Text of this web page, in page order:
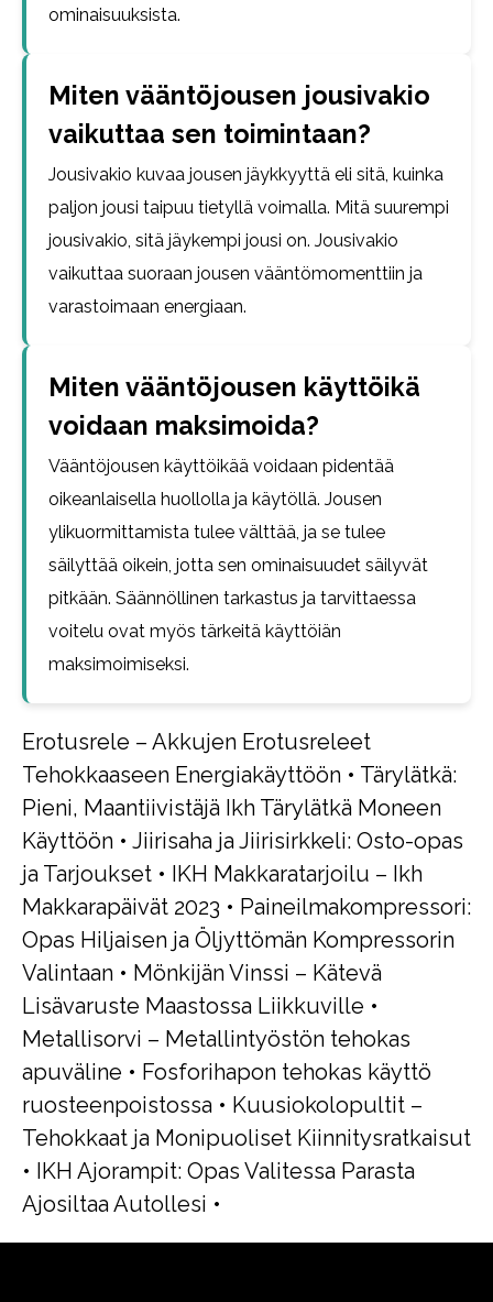
ominaisuuksista.
Miten vääntöjousen jousivakio
vaikuttaa sen toimintaan?
Jousivakio kuvaa jousen jäykkyyttä eli sitä, kuinka
paljon jousi taipuu tietyllä voimalla. Mitä suurempi
jousivakio, sitä jäykempi jousi on. Jousivakio
vaikuttaa suoraan jousen vääntömomenttiin ja
varastoimaan energiaan.
Miten vääntöjousen käyttöikä
voidaan maksimoida?
Vääntöjousen käyttöikää voidaan pidentää
oikeanlaisella huollolla ja käytöllä. Jousen
ylikuormittamista tulee välttää, ja se tulee
säilyttää oikein, jotta sen ominaisuudet säilyvät
pitkään. Säännöllinen tarkastus ja tarvittaessa
voitelu ovat myös tärkeitä käyttöiän
maksimoimiseksi.
Erotusrele – Akkujen Erotusreleet
Tehokkaaseen Energiakäyttöön • Tärylätkä:
Pieni, Maantiivistäjä Ikh Tärylätkä Moneen
Käyttöön • Jiirisaha ja Jiirisirkkeli: Osto-opas
ja Tarjoukset • IKH Makkaratarjoilu – Ikh
Makkarapäivät 2023 • Paineilmakompressori:
Opas Hiljaisen ja Öljyttömän Kompressorin
Valintaan • Mönkijän Vinssi – Kätevä
Lisävaruste Maastossa Liikkuville •
Metallisorvi – Metallintyöstön tehokas
apuväline • Fosforihapon tehokas käyttö
ruosteenpoistossa • Kuusiokolopultit –
Tehokkaat ja Monipuoliset Kiinnitysratkaisut
• IKH Ajorampit: Opas Valitessa Parasta
Ajosiltaa Autollesi •